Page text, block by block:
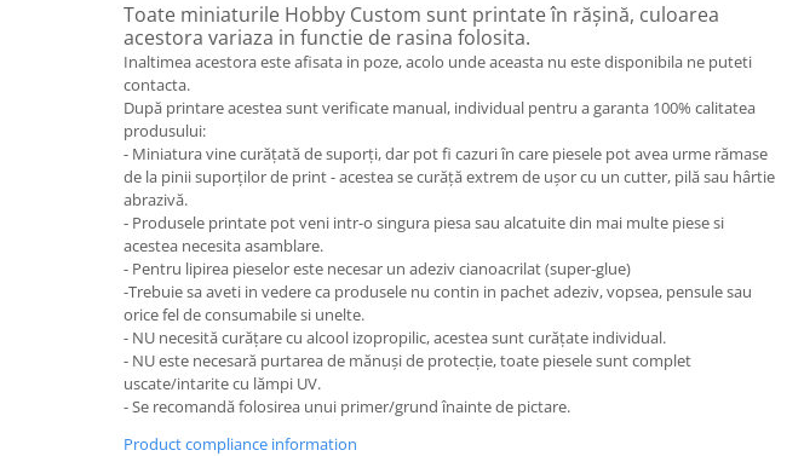
Toate miniaturile Hobby Custom sunt printate în rășină, culoarea
acestora variaza in functie de rasina folosita.
Inaltimea acestora este afisata in poze, acolo unde aceasta nu este disponibila ne puteti
contacta.
După printare acestea sunt verificate manual, individual pentru a garanta 100% calitatea
produsului:
- Miniatura vine curățată de suporți, dar pot fi cazuri în care piesele pot avea urme rămase
de la pinii suporților de print - acestea se curăță extrem de ușor cu un cutter, pilă sau hârtie
abrazivă.
- Produsele printate pot veni intr-o singura piesa sau alcatuite din mai multe piese si
acestea necesita asamblare.
- Pentru lipirea pieselor este necesar un adeziv cianoacrilat (super-glue)
-Trebuie sa aveti in vedere ca produsele nu contin in pachet adeziv, vopsea, pensule sau
orice fel de consumabile si unelte.
- NU necesită curățare cu alcool izopropilic, acestea sunt curățate individual.
- NU este necesară purtarea de mănuși de protecție, toate piesele sunt complet
uscate/intarite cu lămpi UV.
- Se recomandă folosirea unui primer/grund înainte de pictare.
Product compliance information